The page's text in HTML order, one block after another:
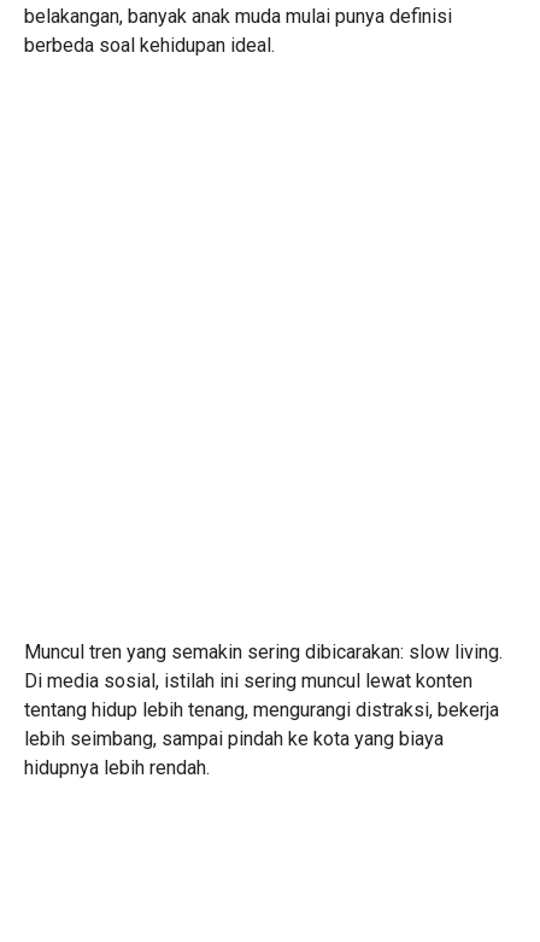
belakangan, banyak anak muda mulai punya definisi
berbeda soal kehidupan ideal.
Muncul tren yang semakin sering dibicarakan: slow living.
Di media sosial, istilah ini sering muncul lewat konten
tentang hidup lebih tenang, mengurangi distraksi, bekerja
lebih seimbang, sampai pindah ke kota yang biaya
hidupnya lebih rendah.